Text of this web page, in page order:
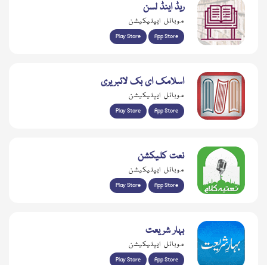
ریڈ اینڈ لسن
موبائل ایپلیکیشن
Play Store App Store
اسلامک ای بک لائبریری
موبائل ایپلیکیشن
Play Store App Store
نعت کلیکشن
موبائل ایپلیکیشن
Play Store App Store
بہار شریعت
موبائل ایپلیکیشن
Play Store App Store